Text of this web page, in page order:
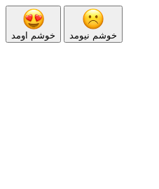
خوشم اومد خوشم نیومد